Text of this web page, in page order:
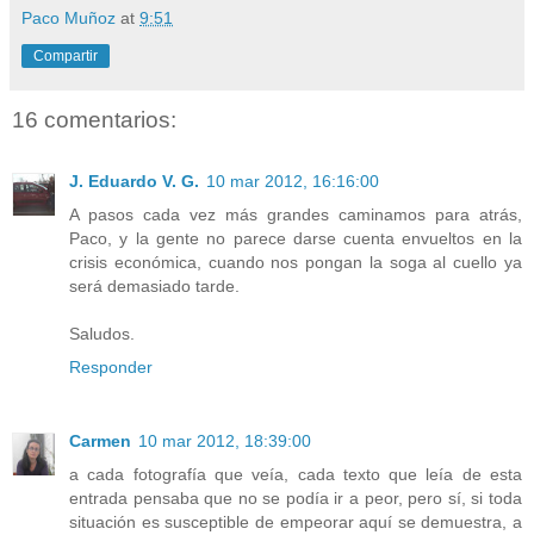
Paco Muñoz at 9:51
Compartir
16 comentarios:
J. Eduardo V. G. 10 mar 2012, 16:16:00
A pasos cada vez más grandes caminamos para atrás,
Paco, y la gente no parece darse cuenta envueltos en la
crisis económica, cuando nos pongan la soga al cuello ya
será demasiado tarde.
Saludos.
Responder
Carmen 10 mar 2012, 18:39:00
a cada fotografía que veía, cada texto que leía de esta
entrada pensaba que no se podía ir a peor, pero sí, si toda
situación es susceptible de empeorar aquí se demuestra, a